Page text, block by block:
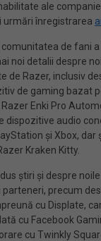
ale
urmări înregistrarea
comunitatea de fani
noi detalii despre
de Razer, inclusiv
de gaming bazat
Enki Pro
dispozitive audio
și Xbox, dar
Kraken Kitty.
știri și despre
precum
cu Displate,
cu Facebook
cu Twinkly